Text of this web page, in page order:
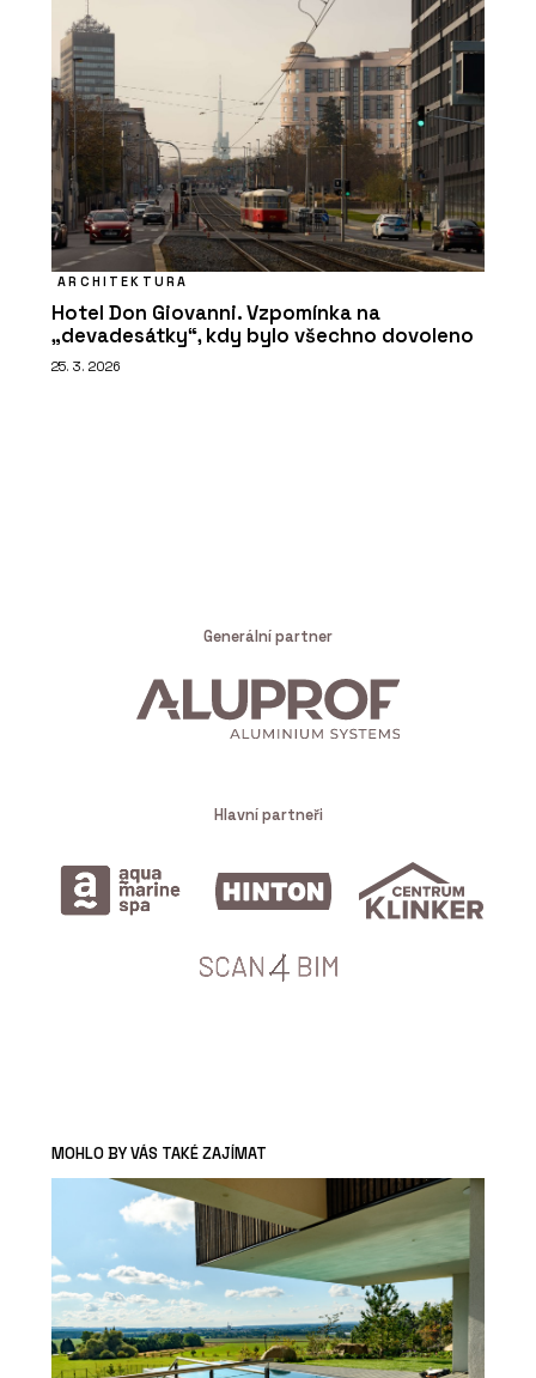
ARCHITEKTURA
Hotel Don Giovanni. Vzpomínka na
„devadesátky“, kdy bylo všechno dovoleno
25. 3. 2026
Generální partner
Hlavní partneři
MOHLO BY VÁS TAKÉ ZAJÍMAT